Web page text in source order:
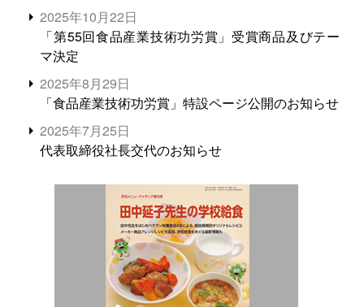
2025年10月22日
「第55回食品産業技術功労賞」受賞商品及びテー
マ決定
2025年8月29日
「食品産業技術功労賞」特設ページ公開のお知らせ
2025年7月25日
代表取締役社長交代のお知らせ